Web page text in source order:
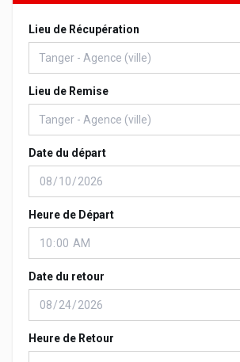
Lieu de Récupération
Lieu de Remise
Date du départ
Heure de Départ
Date du retour
Heure de Retour